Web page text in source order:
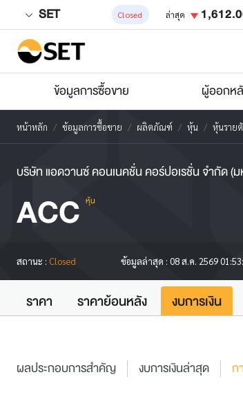
SET Closed ล่าสุด
ข้อมูลการซื้อขาย ผู้ออกห
หน้าหลัก ข้อมูลการซื้อขาย ผลิตภัณฑ์ หุ้น หุ้นราย
บริษัท แอดวานซ์ คอนเนคชั่น คอร์ปอเรชั่น จำกัด (
ACC หุ้น
สถานะ : Closed ข้อมูลล่าสุด :08 ส.ค. 2569
ราคา ราคาย้อนหลัง งบการเงิน
ผลประกอบการสำคัญ งบการเงินล่าสุด ก